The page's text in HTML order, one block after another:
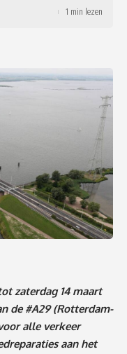
1 min lezen
zaterdag 14 maart
de#A29(Rotterdam-
alle verkeer
aan het